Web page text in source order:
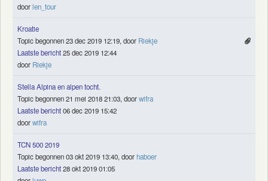
doorlen_tour
Kroatie
Topic begonnen 23 dec 2019 12:19, door Riekje
Laatste bericht25 dec 2019 12:44
door Riekje
Stella Alpina en alpen tocht.
Topic begonnen 21 mei 2018 21:03, doorwifra
Laatste bericht06 dec 2019 15:42
doorwifra
TCN 500 2019
Topic begonnen 03 okt 2019 13:40, doorhaboer
Laatste bericht28 okt 2019 01:05